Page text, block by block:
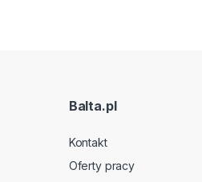
Balta.pl
Kontakt
Oferty pracy